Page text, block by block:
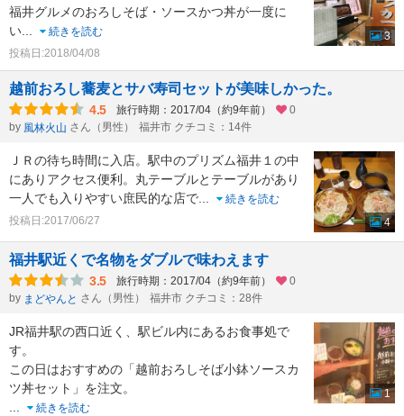
福井グルメのおろしそば・ソースかつ丼が一度に
い...
続きを読む
投稿日:2018/04/08
3
越前おろし蕎麦とサバ寿司セットが美味しかった。
4.5 旅行時期：2017/04（約9年前）
0
by 風林火山 さん（男性） 福井市 クチコミ：14件
ＪＲの待ち時間に入店。駅中のプリズム福井１の中
にありアクセス便利。丸テーブルとテーブルがあり
一人でも入りやすい庶民的な店で...
続きを読む
投稿日:2017/06/27
4
福井駅近くで名物をダブルで味わえます
3.5 旅行時期：2017/04（約9年前）
0
by まどやんと さん（男性） 福井市 クチコミ：28件
JR福井駅の西口近く、駅ビル内にあるお食事処で
す。
この日はおすすめの「越前おろしそば小鉢ソースカ
ツ丼セット」を注文。
...
続きを読む
1